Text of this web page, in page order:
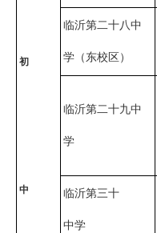
初
中
临沂第二十八中
学（东校区）
临沂第二十九中
学
临沂第三十
中学